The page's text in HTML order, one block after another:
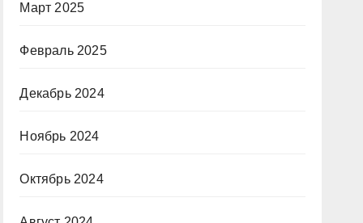
Март 2025
Февраль 2025
Декабрь 2024
Ноябрь 2024
Октябрь 2024